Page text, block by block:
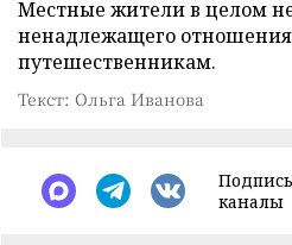
Местные жители в целом
ненадлежащего
путешественникам.
Текст: Ольга Иванова
каналы